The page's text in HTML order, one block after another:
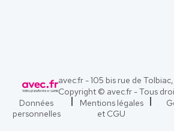
avec.fr - 105 bis rue de
Copyright © avec.fr - Tous
Données
personnelles
Mentions légales
et CGU